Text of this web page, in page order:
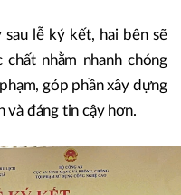
lễ ký kết, hai bên sẽ
nhằm nhanh chóng
góp phần xây dựng
và đáng tin cậy hơn.